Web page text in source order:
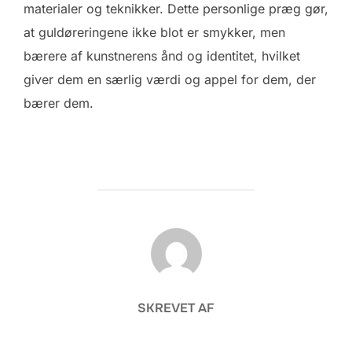
materialer og teknikker. Dette personlige præg gør,
at guldøreringene ikke blot er smykker, men
bærere af kunstnerens ånd og identitet, hvilket
giver dem en særlig værdi og appel for dem, der
bærer dem.
FORFATTER
SKREVET AF